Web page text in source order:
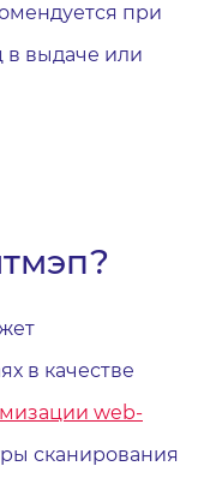
при
в выдаче или
в качестве
web-
сканирования